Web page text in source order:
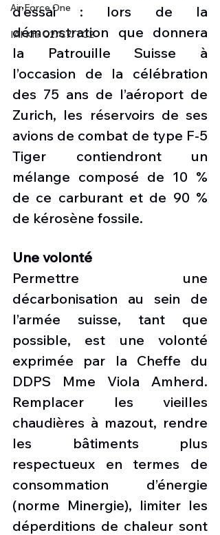
Air Force One
IAI Kfir C2/C7/TC2
d’essai : lors de la
démonstration que donnera
la Patrouille Suisse à
l’occasion de la célébration
des 75 ans de l’aéroport de
Zurich, les réservoirs de ses
avions de combat de type F-5
Tiger contiendront un
mélange composé de 10 %
de ce carburant et de 90 %
de kérosène fossile.
Une volonté
Permettre une
décarbonisation au sein de
l’armée suisse, tant que
possible, est une volonté
exprimée par la Cheffe du
DDPS Mme Viola Amherd.
Remplacer les vieilles
chaudières à mazout, rendre
les bâtiments plus
respectueux en termes de
consommation d’énergie
(norme Minergie), limiter les
déperditions de chaleur sont